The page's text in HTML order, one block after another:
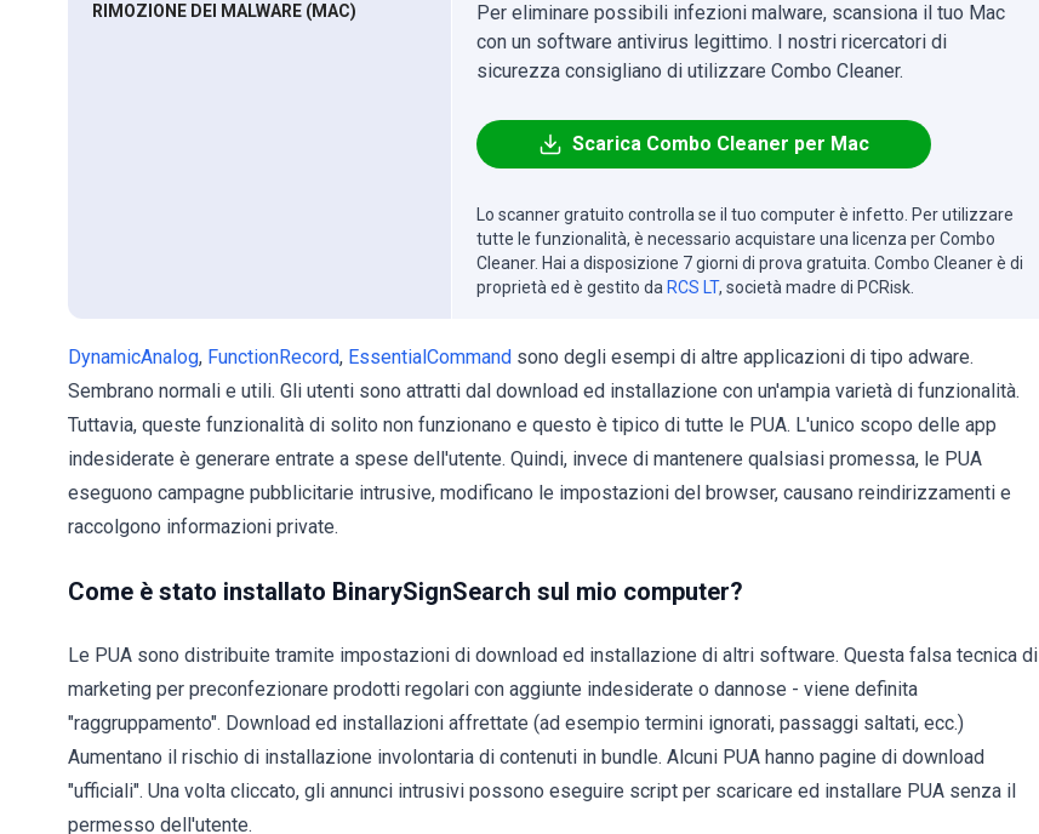
RIMOZIONE DEI MALWARE (MAC)
Per eliminare possibili infezioni malware, scansiona il tuo Mac
con un software antivirus legittimo. I nostri ricercatori di
sicurezza consigliano di utilizzare Combo Cleaner.
Scarica Combo Cleaner per Mac
Lo scanner gratuito controlla se il tuo computer è infetto. Per utilizzare
tutte le funzionalità, è necessario acquistare una licenza per Combo
Cleaner. Hai a disposizione 7 giorni di prova gratuita. Combo Cleaner è di
proprietà ed è gestito da RCS LT, società madre di PCRisk.
DynamicAnalog, FunctionRecord, EssentialCommand sono degli esempi di altre applicazioni di tipo adware.
Sembrano normali e utili. Gli utenti sono attratti dal download ed installazione con un'ampia varietà di funzionalità.
Tuttavia, queste funzionalità di solito non funzionano e questo è tipico di tutte le PUA. L'unico scopo delle app
indesiderate è generare entrate a spese dell'utente. Quindi, invece di mantenere qualsiasi promessa, le PUA
eseguono campagne pubblicitarie intrusive, modificano le impostazioni del browser, causano reindirizzamenti e
raccolgono informazioni private.
Come è stato installato BinarySignSearch sul mio computer?
Le PUA sono distribuite tramite impostazioni di download ed installazione di altri software. Questa falsa tecnica di
marketing per preconfezionare prodotti regolari con aggiunte indesiderate o dannose - viene definita
"raggruppamento". Download ed installazioni affrettate (ad esempio termini ignorati, passaggi saltati, ecc.)
Aumentano il rischio di installazione involontaria di contenuti in bundle. Alcuni PUA hanno pagine di download
"ufficiali". Una volta cliccato, gli annunci intrusivi possono eseguire script per scaricare ed installare PUA senza il
permesso dell'utente.